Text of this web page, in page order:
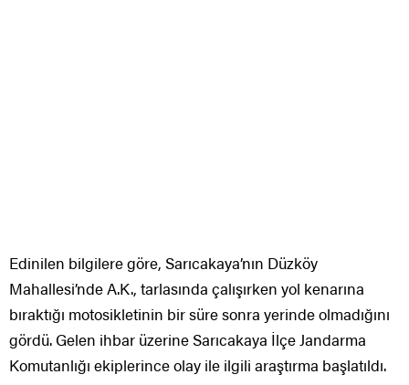
Edinilen bilgilere göre, Sarıcakaya’nın Düzköy
Mahallesi’nde A.K., tarlasında çalışırken yol kenarına
bıraktığı motosikletinin bir süre sonra yerinde olmadığını
gördü. Gelen ihbar üzerine Sarıcakaya İlçe Jandarma
Komutanlığı ekiplerince olay ile ilgili araştırma başlatıldı.